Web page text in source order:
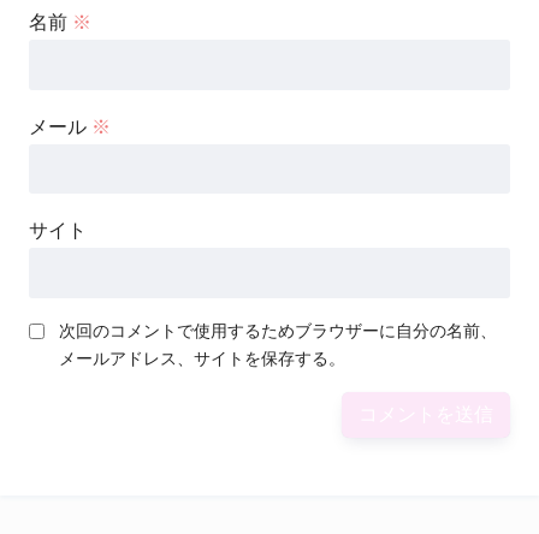
名前 ※
メール ※
サイト
次回のコメントで使用するためブラウザーに自分の名前、
メールアドレス、サイトを保存する。